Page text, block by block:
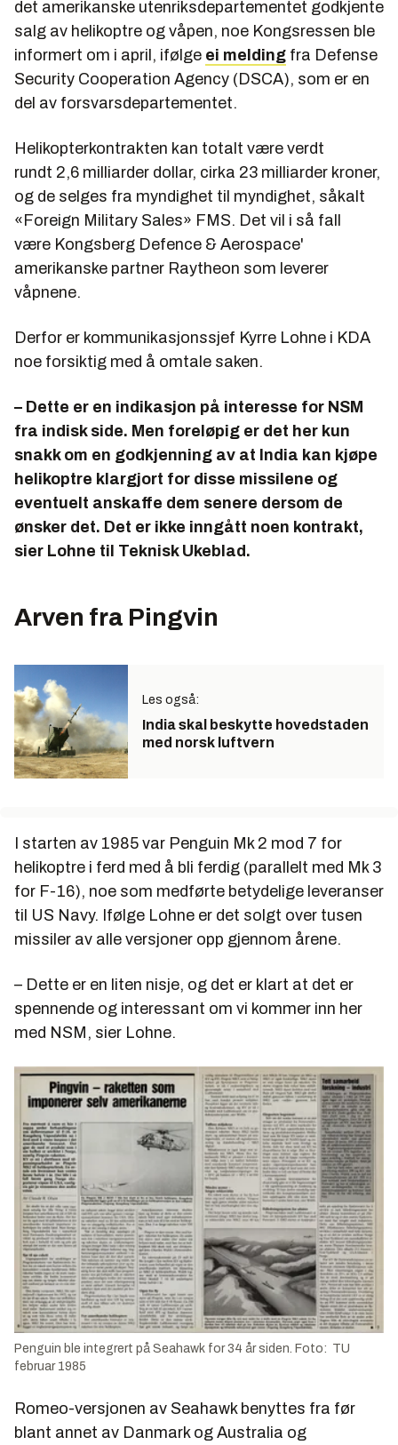
det amerikanske utenriksdepartementet godkjente
salg av helikoptre og våpen, noe Kongsressen ble
informert om i april, ifølge ei melding fra Defense
Security Cooperation Agency (DSCA), som er en
del av forsvarsdepartementet.
Helikopterkontrakten kan totalt være verdt
rundt 2,6 milliarder dollar, cirka 23 milliarder kroner,
og de selges fra myndighet til myndighet, såkalt
«Foreign Military Sales» FMS. Det vil i så fall
være Kongsberg Defence & Aerospace'
amerikanske partner Raytheon som leverer
våpnene.
Derfor er kommunikasjonssjef Kyrre Lohne i KDA
noe forsiktig med å omtale saken.
– Dette er en indikasjon på interesse for NSM
fra indisk side. Men foreløpig er det her kun
snakk om en godkjenning av at India kan kjøpe
helikoptre klargjort for disse missilene og
eventuelt anskaffe dem senere dersom de
ønsker det. Det er ikke inngått noen kontrakt,
sier Lohne til Teknisk Ukeblad.
Arven fra Pingvin
Les også:
India skal beskytte hovedstaden
med norsk luftvern
I starten av 1985 var Penguin Mk 2 mod 7 for
helikoptre i ferd med å bli ferdig (parallelt med Mk 3
for F-16), noe som medførte betydelige leveranser
til US Navy. Ifølge Lohne er det solgt over tusen
missiler av alle versjoner opp gjennom årene.
– Dette er en liten nisje, og det er klart at det er
spennende og interessant om vi kommer inn her
med NSM, sier Lohne.
Penguin ble integrert på Seahawk for 34 år siden. Foto: TU
februar 1985
Romeo-versjonen av Seahawk benyttes fra før
blant annet av Danmark og Australia og